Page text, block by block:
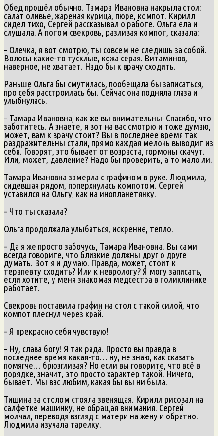
Обед прошёл обычно. Тамара Ивановна накрыла стол:
салат оливье, жареная курица, пюре, компот. Кирилл
сидел тихо, Сергей рассказывал о работе. Ольга ела и
слушала. А потом свекровь, разливая компот, сказала:
– Олечка, я вот смотрю, ты совсем не следишь за собой.
Волосы какие-то тусклые, кожа серая. Витаминов,
наверное, не хватает. Надо бы к врачу сходить.
Раньше Ольга бы смутилась, пообещала бы записаться,
про себя расстроилась бы. Сейчас она подняла глаза и
улыбнулась.
– Тамара Ивановна, как же вы внимательны! Спасибо, что
заботитесь. А знаете, я вот на вас смотрю и тоже думаю,
может, вам к врачу стоит? Вы в последнее время так
раздражительны стали, прямо каждая мелочь выводит из
себя. Говорят, это бывает от возраста, гормоны скачут.
Или, может, давление? Надо бы проверить, а то мало ли.
Тамара Ивановна замерла с графином в руке. Людмила,
сидевшая рядом, поперхнулась компотом. Сергей
уставился на Ольгу, как на инопланетянку.
– Что ты сказала?
Ольга продолжала улыбаться, искренне, тепло.
– Да я же просто забочусь, Тамара Ивановна. Вы сами
всегда говорите, что близкие должны друг о друге
думать. Вот я и думаю. Правда, может, стоит к
терапевту сходить? Или к неврологу? Я могу записать,
если хотите, у меня знакомая медсестра в поликлинике
работает.
Свекровь поставила графин на стол с такой силой, что
компот плеснул через край.
– Я прекрасно себя чувствую!
– Ну, слава богу! Я так рада. Просто вы правда в
последнее время какая-то… ну, не знаю, как сказать
помягче… брюзгливая? Но если вы говорите, что всё в
порядке, значит, это просто характер такой. Ничего,
бывает. Мы вас любим, какая бы вы ни была.
Тишина за столом стояла звенящая. Кирилл рисовал на
салфетке машинку, не обращая внимания. Сергей
молчал, переводя взгляд с матери на жену и обратно.
Людмила изучала тарелку.